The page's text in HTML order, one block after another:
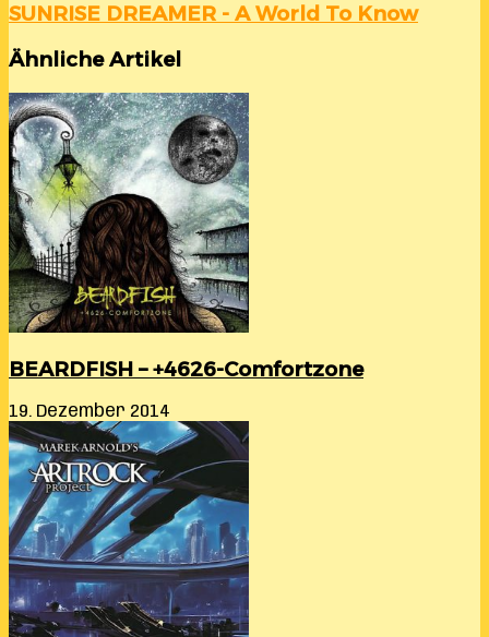
SUNRISE DREAMER - A World To Know
Ähnliche Artikel
BEARDFISH – +4626-Comfortzone
19. Dezember 2014